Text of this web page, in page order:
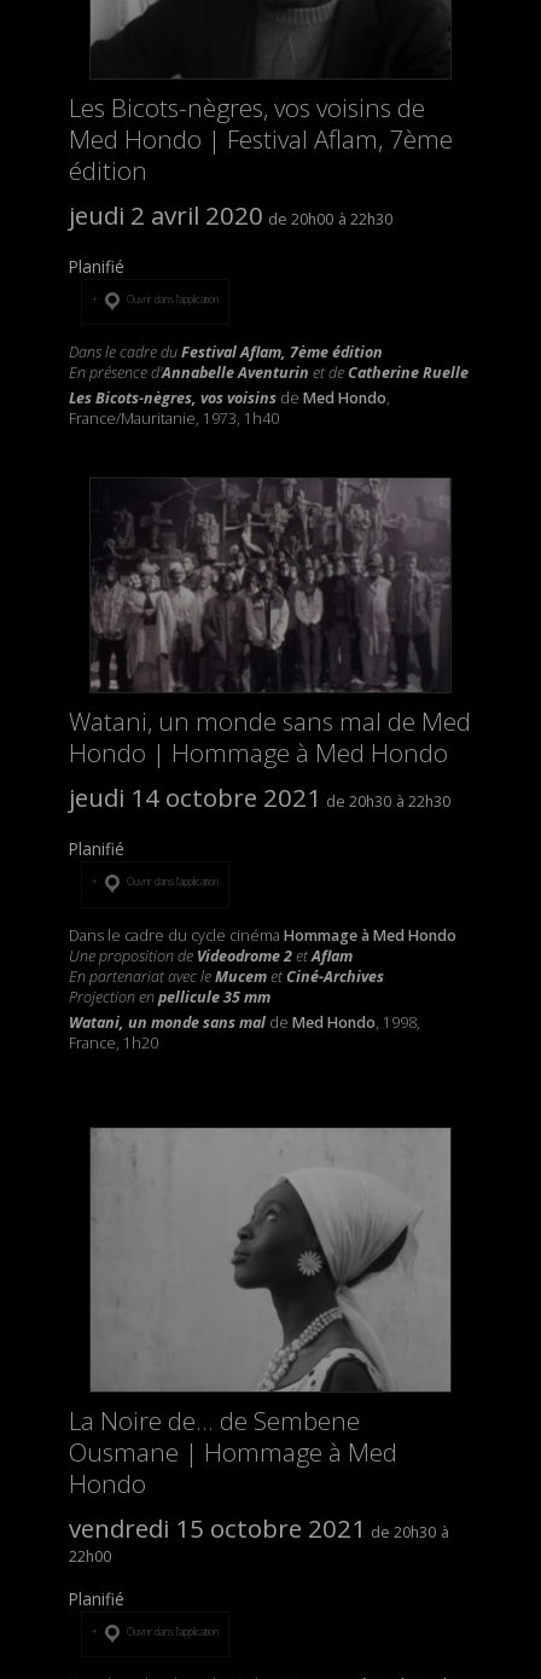
Les Bicots-nègres, vos voisins de
Med Hondo | Festival Aflam, 7ème
édition
jeudi 2 avril 2020
20h00 22h30
Planifié
Ouvrir dans l’application
Dans le cadre duFestival Aflam, 7ème édition
En présence d'Annabelle Aventurin et deCatherine Ruelle
Les Bicots-nègres, vos voisinsde Med Hondo,
France/Mauritanie, 1973, 1h40
Watani, un monde sans mal de Med
Hondo | Hommage à Med Hondo
jeudi 14 octobre 2021
20h30 22h30
Planifié
Ouvrir dans l’application
Dans le cadre du cycle cinéma Hommage à Med Hondo
Une proposition de Videodrome 2etAflam
En partenariat avec leMucemetCiné-Archives
Projection enpellicule 35 mm
Watani, un monde sans mal de Med Hondo, 1998,
France, 1h20
La Noire de... de Sembene
Ousmane | Hommage à Med
Hondo
vendredi 15 octobre 2021
20h30
22h00
Planifié
Ouvrir dans l’application